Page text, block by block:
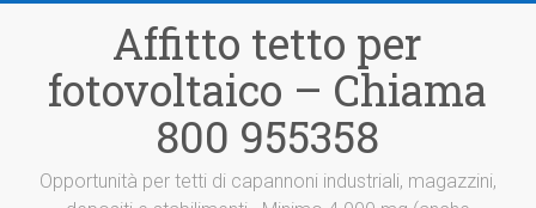
Affitto tetto per
fotovoltaico – Chiama
800 955358
Opportunità per tetti di capannoni industriali, magazzini,